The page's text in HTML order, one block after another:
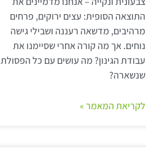
התוצאה הסופית: עצים ירוקים, פרחים
מרהיבים, מדשאה רעננה ושבילי גישה
נוחים. אך מה קורה אחרי שסיימנו את
עבודת הגינון? מה עושים עם כל הפסולת
שנשארה?
לקריאת המאמר »